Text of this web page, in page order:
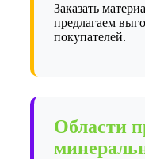
Заказать
предлагаем
покупателей.
Области